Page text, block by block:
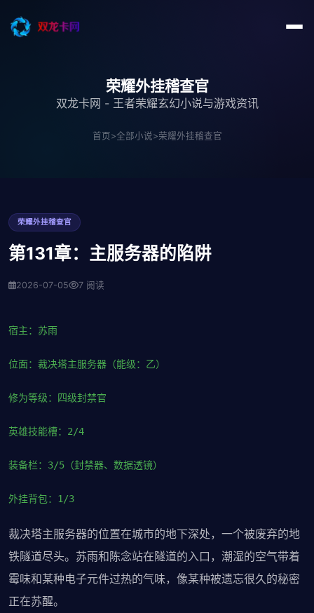
荣耀外挂稽查官
双龙卡网 - 王者荣耀玄幻小说与游戏资讯
首页>全部小说>荣耀外挂稽查官
荣耀外挂稽查官
第131章：主服务器的陷阱
2026-07-05 7 阅读
宿主：苏雨
位面：裁决塔主服务器（能级：乙）
修为等级：四级封禁官
英雄技能槽：2/4
装备栏：3/5（封禁器、数据透镜）
外挂背包：1/3
裁决塔主服务器的位置在城市的地下深处，一个被废弃的地
铁隧道尽头。苏雨和陈念站在隧道的入口，潮湿的空气带着
霉味和某种电子元件过热的气味，像某种被遗忘很久的秘密
正在苏醒。